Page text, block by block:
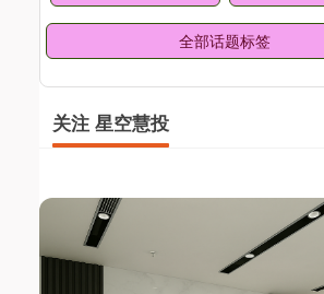
全部话题标签
关注 星空慧投